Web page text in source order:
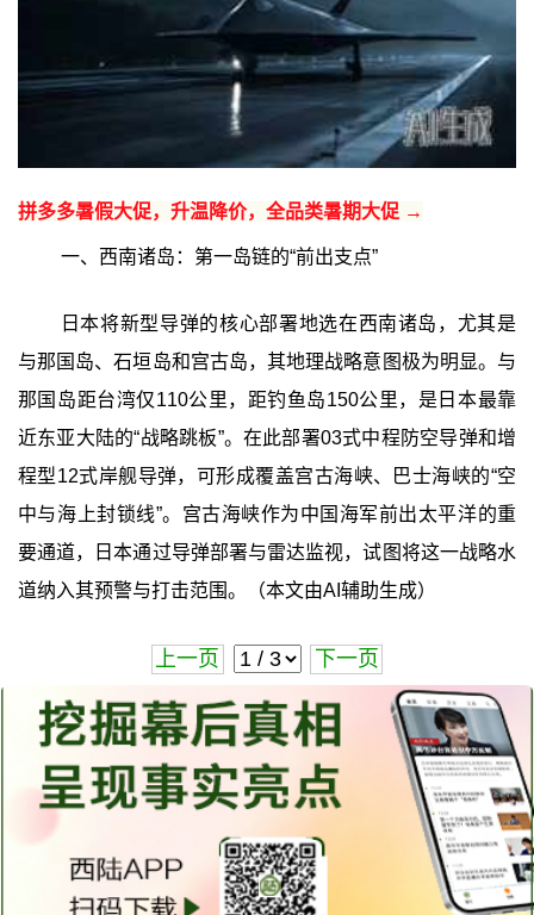
拼多多暑假大促，升温降价，全品类暑期大促 →
一、西南诸岛：第一岛链的“前出支点”
日本将新型导弹的核心部署地选在西南诸岛，尤其是
与那国岛、石垣岛和宫古岛，其地理战略意图极为明显。与
那国岛距台湾仅110公里，距钓鱼岛150公里，是日本最靠
近东亚大陆的“战略跳板”。在此部署03式中程防空导弹和增
程型12式岸舰导弹，可形成覆盖宫古海峡、巴士海峡的“空
中与海上封锁线”。宫古海峡作为中国海军前出太平洋的重
要通道，日本通过导弹部署与雷达监视，试图将这一战略水
道纳入其预警与打击范围。（本文由AI辅助生成）
上一页 下一页